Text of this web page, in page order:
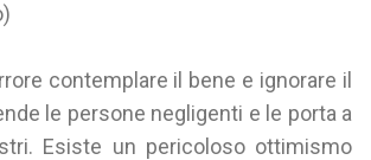
contemplare il bene e ignorare il
le persone negligenti e le porta a
Esiste un pericoloso ottimismo